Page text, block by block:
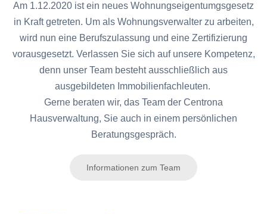
Am 1.12.2020 ist ein neues Wohnungseigentumgsgesetz
in Kraft getreten. Um als Wohnungsverwalter zu arbeiten,
wird nun eine Berufszulassung und eine Zertifizierung
vorausgesetzt. Verlassen Sie sich auf unsere Kompetenz,
denn unser Team besteht ausschließlich aus
ausgebildeten Immobilienfachleuten.
Gerne beraten wir, das Team der Centrona
Hausverwaltung, Sie auch in einem persönlichen
Beratungsgespräch.
Informationen zum Team